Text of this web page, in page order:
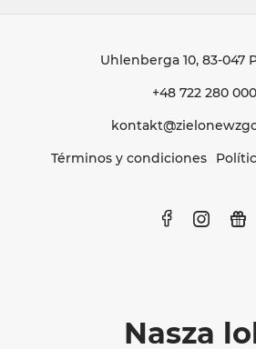
Uhlenberga 10, 83-047
+48 722 280 000
Términos y condiciones
Nasza